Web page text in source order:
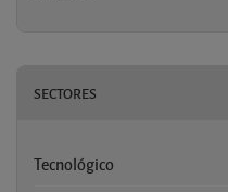
SECTORES
Tecnológico